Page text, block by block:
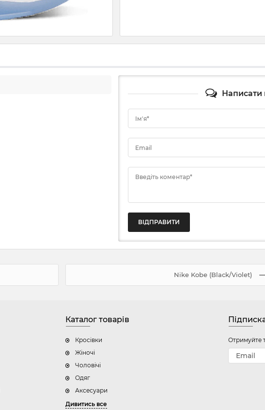
Написати
Ім'я*
Email
Введіть коментар*
Nike Kobe (Black/Violet)
Каталог товарів
Кросівки
Жіночі
Чоловічі
Одяг
Аксесуари
Дивитись все
Отримуйте